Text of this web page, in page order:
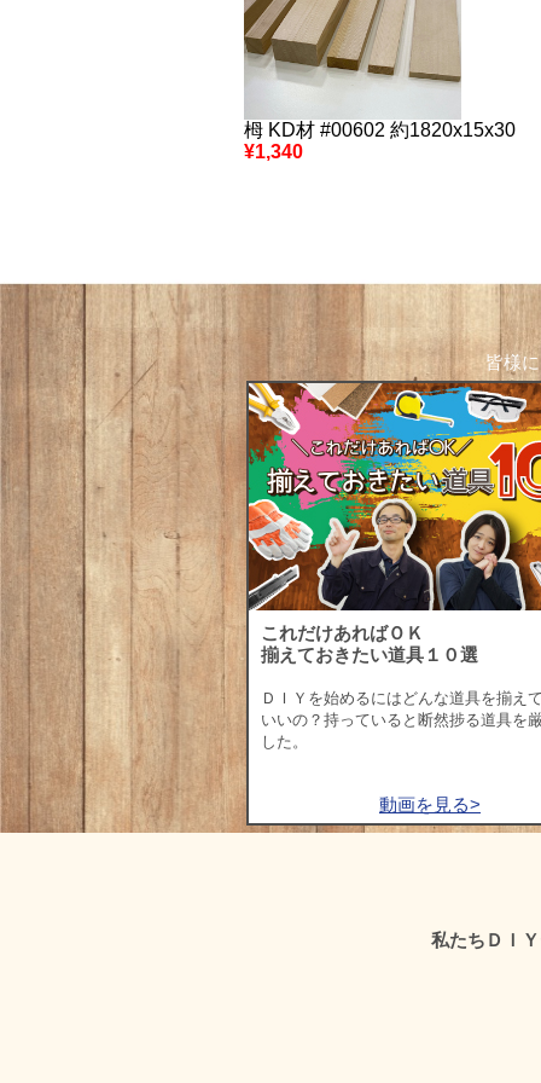
栂 KD材 #00602 約1820x15x30
¥1,340
皆様
これだけあればＯＫ
揃えておきたい道具１０選
ＤＩＹを始めるにはどんな道具を揃え
いいの？持っていると断然捗る道具を
した。
動画を見る>
私たちＤＩ